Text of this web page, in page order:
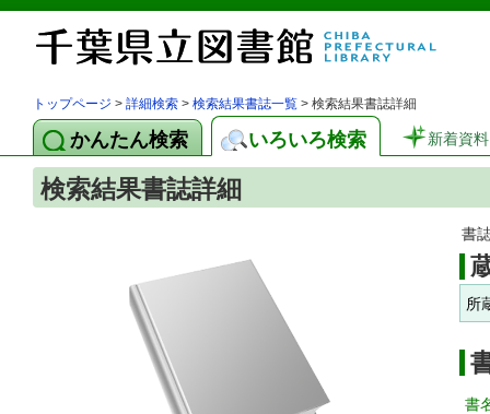
トップページ > 詳細検索 > 検索結果書誌一覧 > 検索結果書誌詳細
かんたん検索 いろいろ検索 新着資料
検索結果書誌詳細
書
所
書